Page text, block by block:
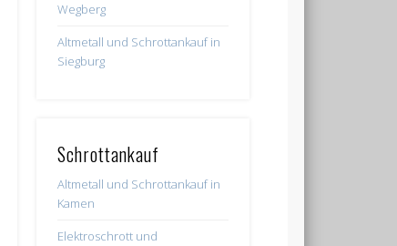
Wegberg
Altmetall und Schrottankauf in
Siegburg
Schrottankauf
Altmetall und Schrottankauf in
Kamen
Elektroschrott und